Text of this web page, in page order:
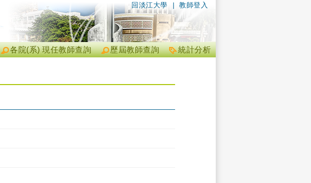
| 教師登入
回淡江大學
統計分析
歷屆教師查詢
各院(系) 現任教師查詢